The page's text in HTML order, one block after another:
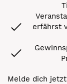
erfährst
Melde dich